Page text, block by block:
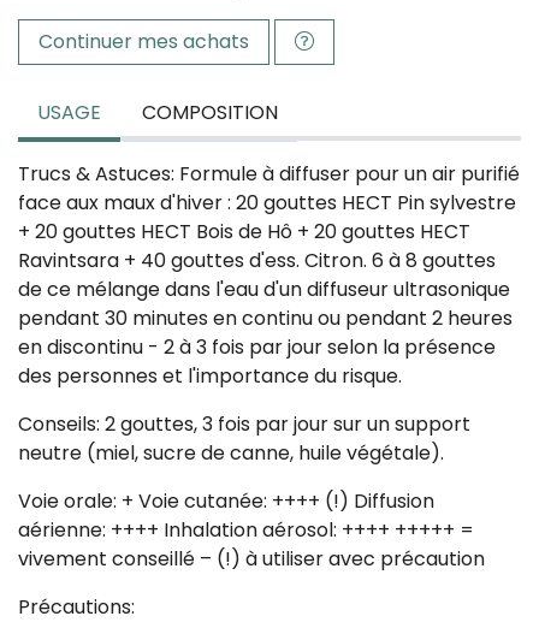
Continuer mes achats
USAGE COMPOSITION
Trucs & Astuces: Formule à diffuser pour un air purifié
face aux maux d'hiver : 20 gouttes HECT Pin sylvestre
+ 20 gouttes HECT Bois de Hô + 20 gouttes HECT
Ravintsara + 40 gouttes d'ess. Citron. 6 à 8 gouttes
de ce mélange dans l'eau d'un diffuseur ultrasonique
pendant 30 minutes en continu ou pendant 2 heures
en discontinu - 2 à 3 fois par jour selon la présence
des personnes et l'importance du risque.
Conseils: 2 gouttes, 3 fois par jour sur un support
neutre (miel, sucre de canne, huile végétale).
Voie orale: + Voie cutanée: ++++ (!) Diffusion
aérienne: ++++ Inhalation aérosol: ++++ +++++ =
vivement conseillé – (!) à utiliser avec précaution
Précautions: